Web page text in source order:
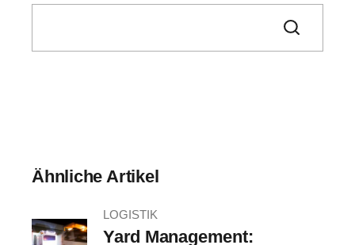
Search
Ähnliche Artikel
LOGISTIK
Yard Management: